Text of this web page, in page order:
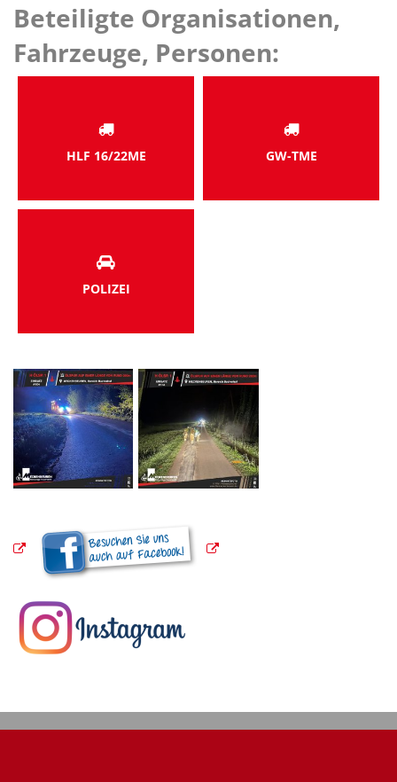
Beteiligte Organisationen,
Fahrzeuge, Personen:
HLF 16/22ME GW-TME
POLIZEI